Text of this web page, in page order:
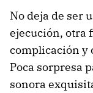
No deja de ser
ejecución, otra
complicación y
Poca sorpresa
sonora